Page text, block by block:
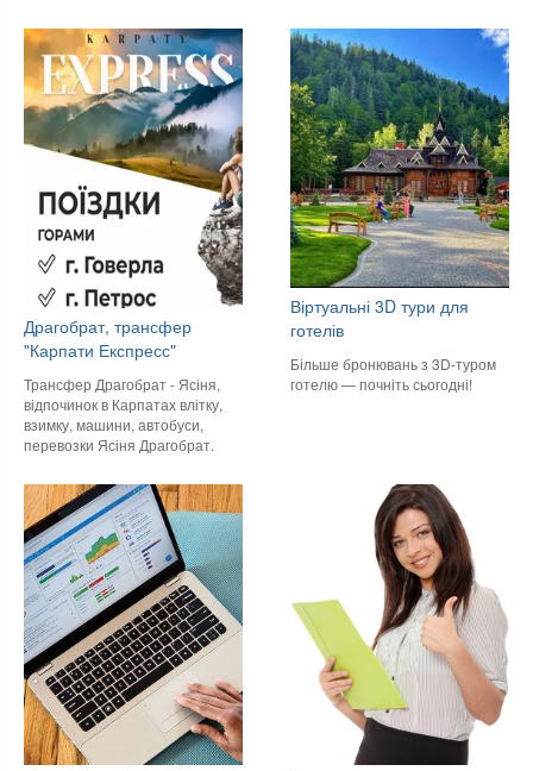
Драгобрат, трансфер
"Карпати Експресс"
Трансфер Драгобрат - Ясіня,
відпочинок в Карпатах влітку,
взимку, машини, автобуси,
перевозки Ясіня Драгобрат.
Віртуальні 3D тури для
готелів
Більше бронювань з 3D-туром
готелю — почніть сьогодні!